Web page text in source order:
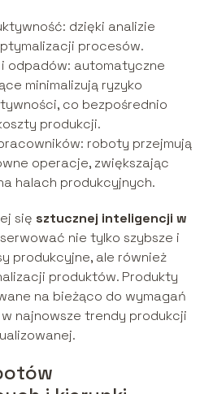
dzięki analizie
procesów.
odpadów: automatyczne
minimalizują ryzyko
co bezpośrednio
produkcji.
roboty przejmują
operacje, zwiększając
halach produkcyjnych.
się sztucznej inteligencji w
nie tylko szybsze i
produkcyjne, ale również
produktów. Produkty
na bieżąco do wymagań
najnowsze trendy produkcji